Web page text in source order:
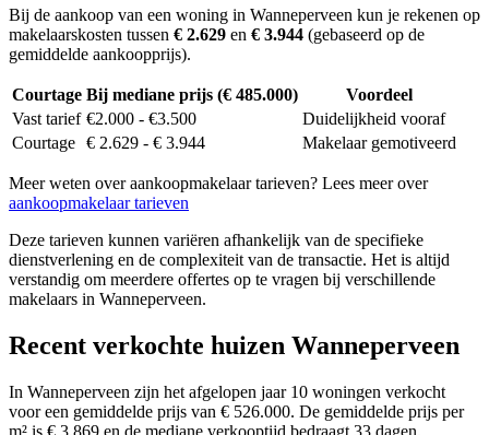
Bij de aankoop van een woning in Wanneperveen kun je rekenen op
makelaarskosten tussen € 2.629 en € 3.944 (gebaseerd op de
gemiddelde aankoopprijs).
Courtage Bij mediane prijs (€ 485.000)
Voordeel
Vast tarief €2.000 - €3.500
Duidelijkheid vooraf
Courtage € 2.629 - € 3.944 Makelaar gemotiveerd
Meer weten over aankoopmakelaar tarieven? Lees meer over
aankoopmakelaar tarieven
Deze tarieven kunnen variëren afhankelijk van de specifieke
dienstverlening en de complexiteit van de transactie. Het is altijd
verstandig om meerdere offertes op te vragen bij verschillende
makelaars in Wanneperveen.
Recent verkochte huizen Wanneperveen
In Wanneperveen zijn het afgelopen jaar 10 woningen verkocht
voor een gemiddelde prijs van € 526.000. De gemiddelde prijs per
m² is € 3.869 en de mediane verkooptijd bedraagt 33 dagen.